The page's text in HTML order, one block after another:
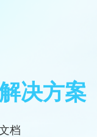
决方案
档